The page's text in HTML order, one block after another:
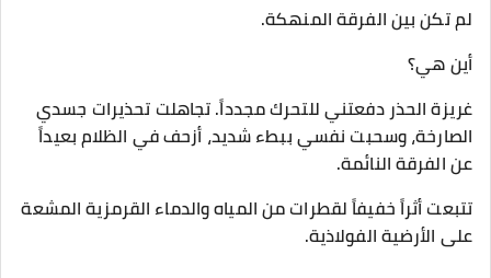
لم تكن بين الفرقة المنهكة.
​أين هي؟
​غريزة الحذر دفعتني للتحرك مجدداً. تجاهلت تحذيرات جسدي
الصارخة، وسحبت نفسي ببطء شديد، أزحف في الظلام بعيداً
عن الفرقة النائمة.
​تتبعت أثراً خفيفاً لقطرات من المياه والدماء القرمزية المشعة
على الأرضية الفولاذية.